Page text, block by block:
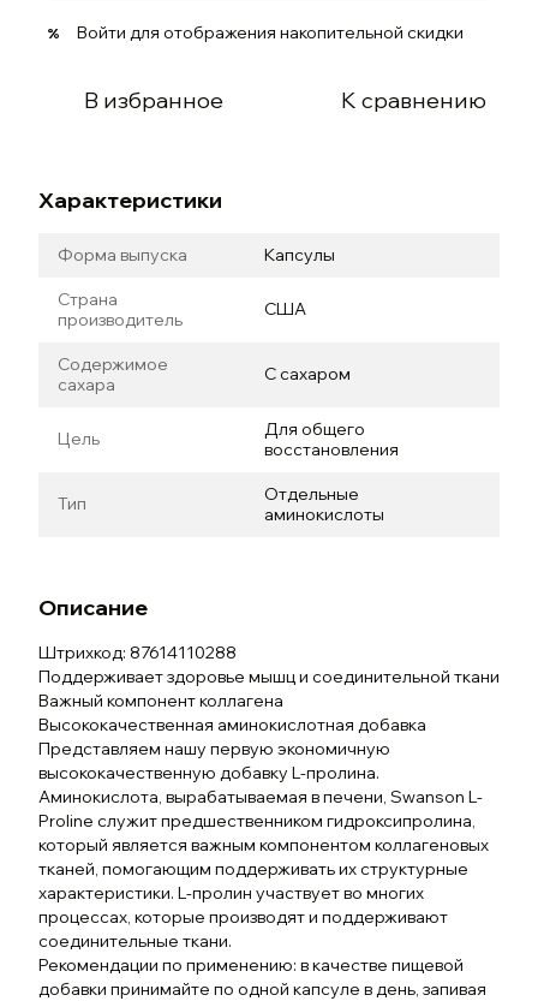
% Войти для отображения накопительной скидки
В избранное К сравнению
Характеристики
Форма выпуска Капсулы
Страна
производитель
США
Содержимое
сахара
С сахаром
Цель
Для общего
восстановления
Тип
Отдельные
аминокислоты
Описание
Штрихкод: 87614110288
Поддерживает здоровье мышц и соединительной ткани
Важный компонент коллагена
Высококачественная аминокислотная добавка
Представляем нашу первую экономичную
высококачественную добавку L-пролина.
Аминокислота, вырабатываемая в печени, Swanson L-
Proline служит предшественником гидроксипролина,
который является важным компонентом коллагеновых
тканей, помогающим поддерживать их структурные
характеристики. L-пролин участвует во многих
процессах, которые производят и поддерживают
соединительные ткани.
Рекомендации по применению: в качестве пищевой
добавки принимайте по одной капсуле в день, запивая